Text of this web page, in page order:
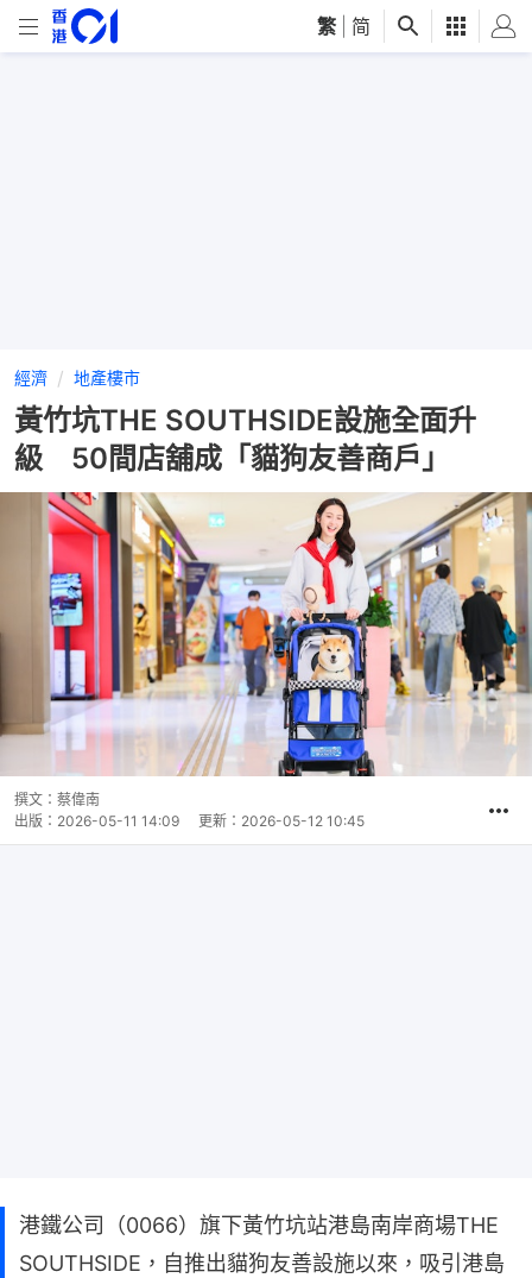
繁 简
經濟 地產樓市
黃竹坑THE SOUTHSIDE設施全面升
級 50間店舖成「貓狗友善商戶」
撰文： 蔡偉南
出版： 2026-05-11 14:09 更新： 2026-05-12 10:45
港鐵公司（0066）旗下黃竹坑站港島南岸商場THE
SOUTHSIDE，自推出貓狗友善設施以來，吸引港島